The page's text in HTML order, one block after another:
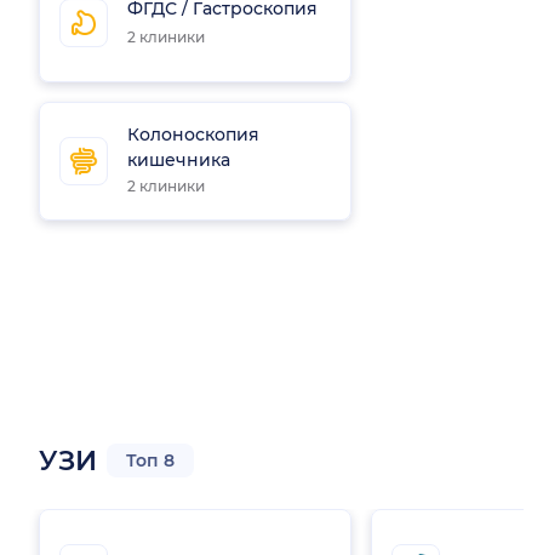
ФГДС / Гастроскопия
2 клиники
Колоноскопия
кишечника
2 клиники
УЗИ Топ 8